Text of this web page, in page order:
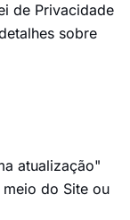
de Privacidade
sobre
atualização"
do Site ou